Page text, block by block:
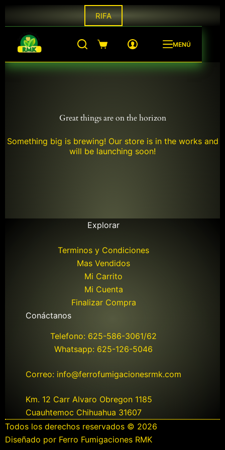
contenido
RIFA
Shopping
MENÚ
Great things are on the horizon
Something big is brewing! Our store is in the works and
will be launching soon!
Explorar
Terminos y Condiciones
Mas Vendidos
Mi Carrito
Mi Cuenta
Finalizar Compra
Conáctanos
Telefono: 625-586-3061/62
Whatsapp: 625-126-5046
Correo: info@ferrofumigacionesrmk.com
Km. 12 Carr Alvaro Obregon 1185
Cuauhtemoc Chihuahua 31607
Todos los derechos reservados © 2026
Diseñado por Ferro Fumigaciones RMK